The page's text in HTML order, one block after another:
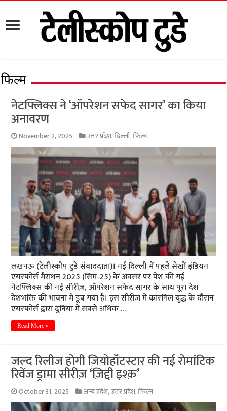
फिल्म
नेटफ्लिक्स ने ‘ऑपरेशन सफेद सागर’ का किया
अनावरण
November 2, 2025 उत्तर प्रदेश,दिल्ली,फिल्म
लखनऊ (टेलीस्कोप टुडे संवाददाता)। नई दिल्ली में पहले सेखों इंडियन
एयरफोर्स मैराथन 2025 (सिम-25) के अवसर पर पेश की गई
नेटफ्लिक्स की नई सीरीज़, ऑपरेशन सफेद सागर के साथ पूरा देश
देशभक्ति की भावना में डूब गया है। इस सीरीज़ में कारगिल युद्ध के दौरान
एयरफोर्स द्वारा दुनिया में सबसे अधिक …
Read More »
जल्द रिलीज होगी जियोहॉटस्टार की नई रोमांटिक
रिवेंज ड्रामा सीरीज़ ‘ज़िद्दी इश्क़’
October 31, 2025 अन्य प्रदेश,उत्तर प्रदेश,फिल्म